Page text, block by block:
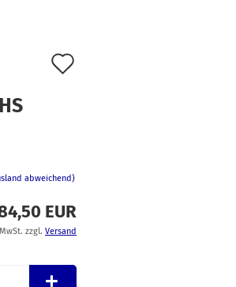
abweichend)
EUR
zzgl. Versand